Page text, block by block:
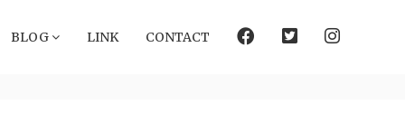
BLOG LINK CONTACT facebookTwitterinstagram